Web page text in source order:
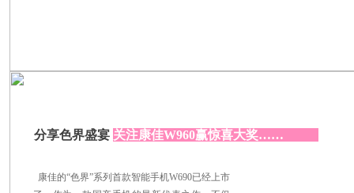
分享色界盛宴 关注康佳W960赢惊喜大奖……
康佳的“色界”系列首款智能手机W690已经上市